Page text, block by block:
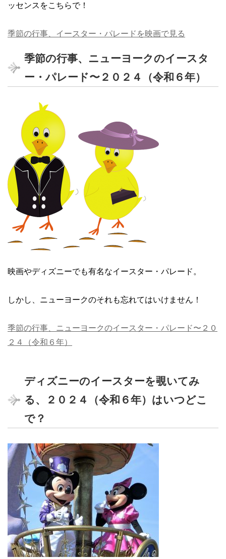
ッセンスをこちらで！
季節の行事、イースター・パレードを映画で見る
季節の行事、ニューヨークのイースタ
ー・パレード〜２０２４（令和６年）
映画やディズニーでも有名なイースター・パレード。
しかし、ニューヨークのそれも忘れてはいけません！
季節の行事、ニューヨークのイースター・パレード〜２０
２４（令和６年）
ディズニーのイースターを覗いてみ
る、２０２４（令和６年）はいつどこ
で？